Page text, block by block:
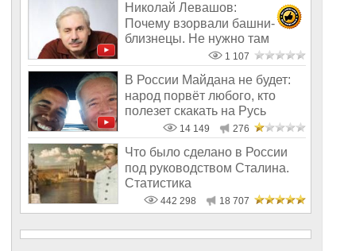
Николай Левашов:
Почему взорвали башни-
близнецы. Не нужно там
искать мистику. О «кр
1 107
В России Майдана не будет:
народ порвёт любого, кто
полезет скакать на Русь
14 149 276
Что было сделано в России
под руководством Сталина.
Статистика
442 298 18 707